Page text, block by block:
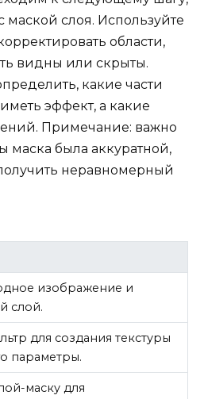
маской слоя. Используйте
области,
видны или скрыты.
какие части
эффект, а какие
Примечание: важно
маска была аккуратной,
неравномерный
изображение и
слой.
для создания текстуры
параметры.
маску для